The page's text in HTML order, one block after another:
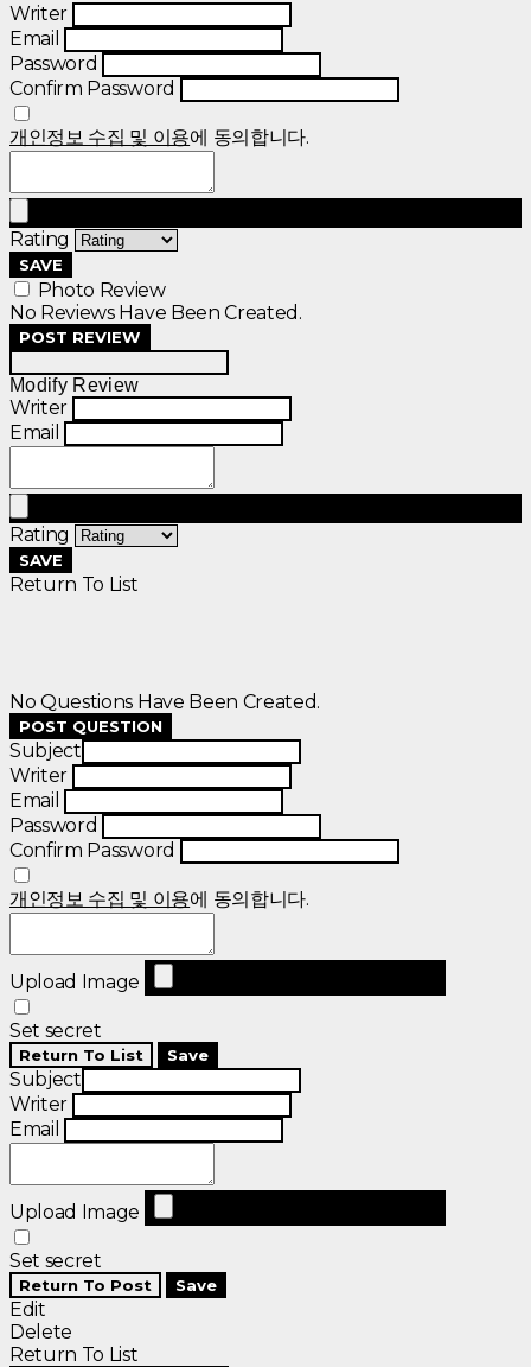
Writer
Email
Password
Confirm Password
개인정보 수집 및 이용에 동의합니다.
Rating
SAVE
Photo Review
No Reviews Have Been Created.
POST REVIEW
Modify Review
Writer
Email
Rating
SAVE
Return To List
No Questions Have Been Created.
POST QUESTION
Subject
Writer
Email
Password
Confirm Password
개인정보 수집 및 이용에 동의합니다.
Upload Image
Set secret
Return To List Save
Subject
Writer
Email
Upload Image
Set secret
Return To Post Save
Edit
Delete
Return To List